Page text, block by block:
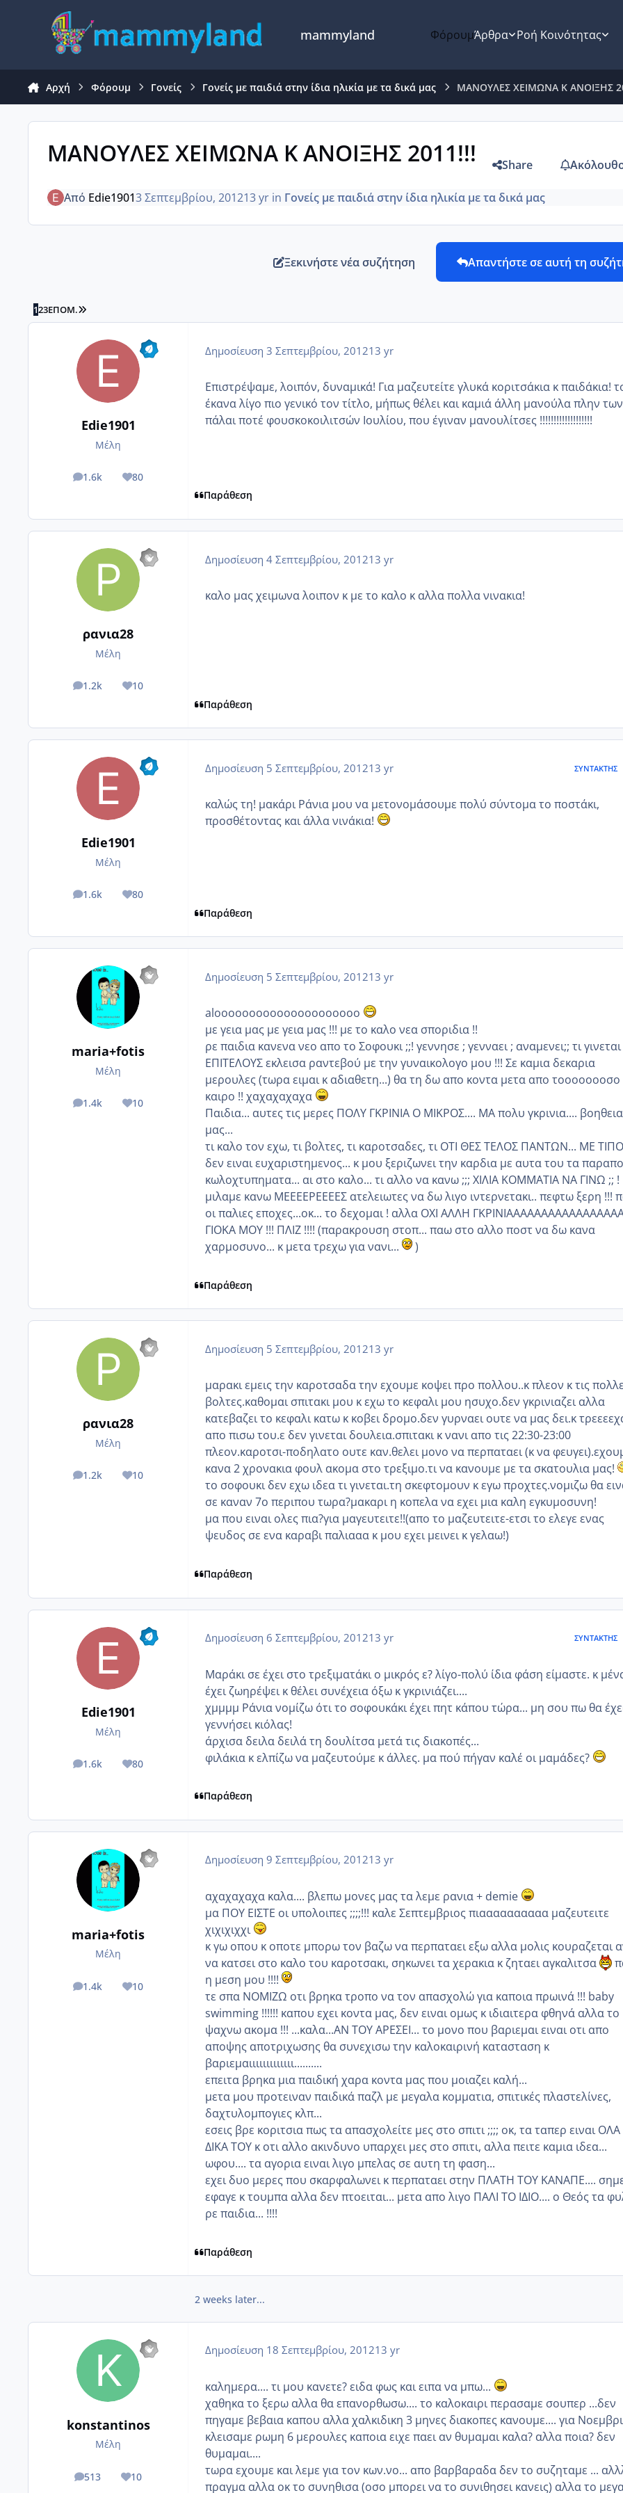
Μετάβαση σε περιεχόμενο
mammyland ΦόρουμΆρθρα Ροή Κοινότητας
Αρχή Φόρουμ Γονείς Γονείς με παιδιά στην ίδια ηλικία με τα δικά μας ΜΑΝΟΥΛΕΣ ΧΕΙΜΩΝΑ Κ ΑΝΟΙΞΗΣ
ΜΑΝΟΥΛΕΣ ΧΕΙΜΩΝΑ Κ ΑΝΟΙΞΗΣ 2011!!! Share
Από Edie19013 Σεπτεμβρίου, 201213 yr in Γονείς με παιδιά στην ίδια ηλικία με τα δικά μας
Ξεκινήστε νέα συζήτηση Απαντήστε σε αυτή τη
123ΕΠΌΜ. LAST PAGE
Edie1901
Μέλη
1.6k
posts 80
Reputation
Δημοσίευση 3 Σεπτεμβρίου, 201213 yr
Επιστρέψαμε, λοιπόν, δυναμικά! Για μαζευτείτε γλυκά κοριτσάκια κ παιδάκια!
έκανα λίγο πιο γενικό τον τίτλο, μήπως θέλει και καμιά άλλη μανούλα πλην των
πάλαι ποτέ φουσκοκοιλιτσών Ιουλίου, που έγιναν μανουλίτσες !!!!!!!!!!!!!!!!!!!
Παράθεση
ρανια28
Μέλη
1.2k
posts 10
Reputation
Δημοσίευση 4 Σεπτεμβρίου, 201213 yr
καλο μας χειμωνα λοιπον κ με το καλο κ αλλα πολλα νινακια!
Παράθεση
Edie1901
Μέλη
1.6k
posts 80
Reputation
Δημοσίευση 5 Σεπτεμβρίου, 201213 yr ΣΥΝΤΆΚΤΗΣ
καλώς τη! μακάρι Ράνια μου να μετονομάσουμε πολύ σύντομα το ποστάκι,
προσθέτοντας και άλλα νινάκια!
Παράθεση
maria+fotis
Μέλη
1.4k
posts 10
Reputation
Δημοσίευση 5 Σεπτεμβρίου, 201213 yr
alooooooooooooooooooooo
με γεια μας με γεια μας !!! με το καλο νεα σποριδια !!
ρε παιδια κανενα νεο απο το Σοφουκι ;;! γεννησε ; γενναει ; αναμενει;; τι γινεται
ΕΠΙΤΕΛΟΥΣ εκλεισα ραντεβού με την γυναικολογο μου !!! Σε καμια δεκαρια
μερουλες (τωρα ειμαι κ αδιαθετη...) θα τη δω απο κοντα μετα απο τοοοοοοοσο
καιρο !! χαχαχαχαχα
Παιδια... αυτες τις μερες ΠΟΛΥ ΓΚΡΙΝΙΑ Ο ΜΙΚΡΟΣ.... ΜΑ πολυ γκρινια.... βοηθεια
μας...
τι καλο τον εχω, τι βολτες, τι καροτσαδες, τι ΟΤΙ ΘΕΣ ΤΕΛΟΣ ΠΑΝΤΩΝ... ΜΕ
δεν ειναι ευχαριστημενος... κ μου ξεριζωνει την καρδια με αυτα του τα
κωλοχτυπηματα... αι στο καλο... τι αλλο να κανω ;;; ΧΙΛΙΑ ΚΟΜΜΑΤΙΑ ΝΑ ΓΙΝΩ ;; !
μιλαμε κανω ΜΕΕΕΕΡΕΕΕΕΣ ατελειωτες να δω λιγο ιντερνετακι.. πεφτω ξερη !!!
οι παλιες εποχες...οκ... το δεχομαι ! αλλα ΟΧΙ ΑΛΛΗ
ΓΙΟΚΑ ΜΟΥ !!! ΠΛΙΖ !!!! (παρακρουση στοπ... παω στο αλλο ποστ να δω κανα
χαρμοσυνο... κ μετα τρεχω για νανι...
)
Παράθεση
ρανια28
Μέλη
1.2k
posts 10
Reputation
Δημοσίευση 5 Σεπτεμβρίου, 201213 yr
μαρακι εμεις την καροτσαδα την εχουμε κοψει προ πολλου..κ πλεον κ τις
βολτες.καθομαι σπιτακι μου κ εχω το κεφαλι μου ησυχο.δεν γκρινιαζει αλλα
κατεβαζει το κεφαλι κατω κ κοβει δρομο.δεν γυρναει ουτε να μας δει.κ
απο πισω του.ε δεν γινεται δουλεια.σπιτακι κ νανι απο τις 22:30-23:00
πλεον.καροτσι-ποδηλατο ουτε καν.θελει μονο να περπαταει (κ να
κανα 2 χρονακια φουλ ακομα στο τρεξιμο.τι να κανουμε με τα σκατουλια μας!
το σοφουκι δεν εχω ιδεα τι γινεται.τη σκεφτομουν κ εγω προχτες.νομιζω θα
σε καναν 7ο περιπου τωρα?μακαρι η κοπελα να εχει μια καλη εγκυμοσυνη!
μα που ειναι ολες πια?για μαγευτειτε!!(απο το μαζευτειτε-ετσι το ελεγε ενας
ψευδος σε ενα καραβι παλιααα κ μου εχει μεινει κ γελαω!)
Παράθεση
Edie1901
Μέλη
1.6k
posts 80
Reputation
Δημοσίευση 6 Σεπτεμβρίου, 201213 yr ΣΥΝΤΆΚΤΗΣ
Μαράκι σε έχει στο τρεξιματάκι ο μικρός ε? λίγο-πολύ ίδια φάση είμαστε. κ
έχει ζωηρέψει κ θέλει συνέχεια όξω κ γκρινιάζει....
χμμμμ Ράνια νομίζω ότι το σοφουκάκι έχει πητ κάπου τώρα... μη σου πω θα
γεννήσει κιόλας!
άρχισα δειλα δειλά τη δουλίτσα μετά τις διακοπές...
φιλάκια κ ελπίζω να μαζευτούμε κ άλλες. μα πού πήγαν καλέ οι μαμάδες?
Παράθεση
maria+fotis
Μέλη
1.4k
posts 10
Reputation
Δημοσίευση 9 Σεπτεμβρίου, 201213 yr
αχαχαχαχα καλα.... βλεπω μονες μας τα λεμε ρανια + demie
μα ΠΟΥ ΕΙΣΤΕ οι υπολοιπες ;;;;!!! καλε Σεπτεμβριος πιαααααααααα μαζευτειτε
χιχιχιχχι
κ γω οπου κ οποτε μπορω τον βαζω να περπαταει εξω αλλα μολις κουραζεται
να κατσει στο καλο του καροτσακι, σηκωνει τα χερακια κ ζηταει αγκαλιτσα
η μεση μου !!!!
τε σπα ΝΟΜΙΖΩ οτι βρηκα τροπο να τον απασχολώ για καποια πρωινά !!! baby
swimming !!!!!! καπου εχει κοντα μας, δεν ειναι ομως κ ιδιαιτερα φθηνά αλλα το
ψαχνω ακομα !!! ...καλα...ΑΝ ΤΟΥ ΑΡΕΣΕΙ... το μονο που βαριεμαι ειναι οτι απο
αποψης αποτριχωσης θα συνεχισω την καλοκαιρινή κατασταση κ
βαριεμαιιιιιιιιιιιιι..........
επειτα βρηκα μια παιδική χαρα κοντα μας που μοιαζει καλή...
μετα μου προτειναν παιδικά παζλ με μεγαλα κομματια, σπιτικές πλαστελίνες,
δαχτυλομπογιες κλπ...
εσεις βρε κοριτσια πως τα απασχολείτε μες στο σπιτι ;;;; οκ, τα ταπερ ειναι ΟΛΑ
ΔΙΚΑ ΤΟΥ κ οτι αλλο ακινδυνο υπαρχει μες στο σπιτι, αλλα πειτε καμια ιδεα...
ωφου.... τα αγορια ειναι λιγο μπελας σε αυτη τη φαση...
εχει δυο μερες που σκαρφαλωνει κ περπαταει στην ΠΛΑΤΗ ΤΟΥ ΚΑΝΑΠΕ....
εφαγε κ τουμπα αλλα δεν πτοειται... μετα απο λιγο ΠΑΛΙ ΤΟ ΙΔΙΟ.... ο Θεός τα
ρε παιδια... !!!!
Παράθεση
2 weeks later...
konstantinos
Μέλη
513
posts 10
Reputation
Δημοσίευση 18 Σεπτεμβρίου, 201213 yr
καλημερα.... τι μου κανετε? ειδα φως και ειπα να μπω...
χαθηκα το ξερω αλλα θα επανορθωσω.... το καλοκαιρι περασαμε σουπερ ...δεν
πηγαμε βεβαια καπου αλλα χαλκιδικη 3 μηνες διακοπες κανουμε.... για
κλεισαμε ρωμη 6 μερουλες καποια ειχε παει αν θυμαμαι καλα? αλλα ποια? δεν
θυμαμαι....
τωρα εχουμε και λεμε για τον κων.νο... απο βαρβαραδα δεν το συζηταμε ...
πραγμα αλλα οκ το συνηθισα (οσο μπορει να το συνιθησει κανεις) αλλα το